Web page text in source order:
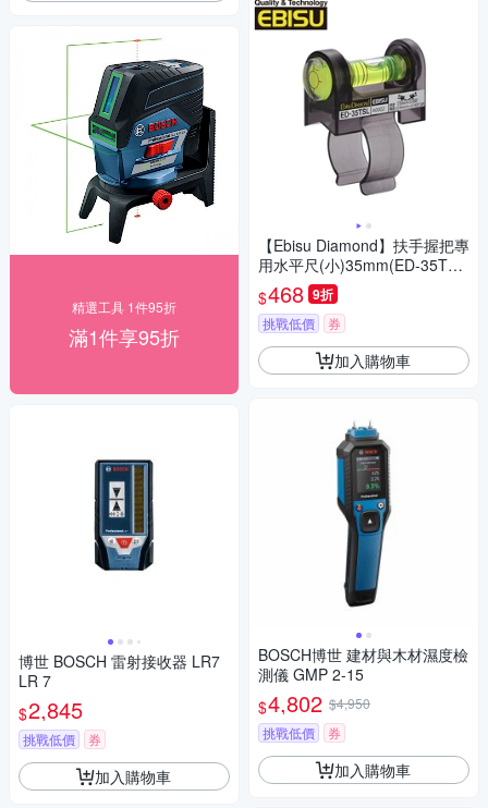
精選工具 1件95折
滿1件享95折
博世 BOSCH 雷射接收器 LR7
LR 7
$2,845
挑戰低價 券
加入購物車
【Ebisu Diamond】扶手握把專
用水平尺(小)35mm(ED-35TS
$468 9折
挑戰低價 券
加入購物車
BOSCH博世 建材與木材濕度檢
測儀 GMP 2-15
$4,802 $4,950
挑戰低價
券
加入購物車